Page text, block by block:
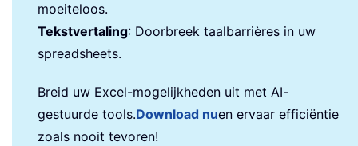
moeiteloos.
Tekstvertaling: Doorbreek taalbarrières in uw
spreadsheets.
Breid uw Excel-mogelijkheden uit met AI-
gestuurde tools.Download nuen ervaar efficiëntie
zoals nooit tevoren!